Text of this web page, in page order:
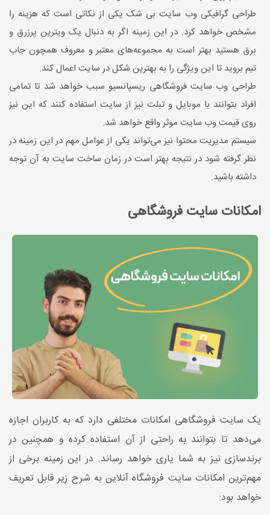
طراحی گرافیکی وب سایت بی شک یکی از نکاتی است که هزینه را
مشخص خواهد کرد. در این زمینه اگر به دنبال یک ویترین پرزرق و
برق هستید بهتر است به مجموعه‌های معتبر و معروف همچون جاب
تیم بروید تا این ویژگی را به بهترین شکل در سایت اعمال کند.
طراحی وب سایت فروشگاهی ریسپانسیو سبب خواهد شد تا تمامی
افراد بتوانند با موبایل و تبلت نیز از سایت استفاده کنند که این نیز
روی قیمت وب سایت موثر واقع خواهد شد.
سیستم مدیریت محتوا نیز می‌تواند یکی از عوامل مهم در این زمینه در
نظر گرفته شود در نتیجه بهتر است در زمان ساخت سایت به آن توجه
داشته باشید.
امکانات سایت فروشگاهی
یک سایت فروشگاهی امکانات مختلفی دارد که به کاربران اجازه
می‌دهد تا بتوانند به راحتی از آن استفاده کرده و همچنین در
برندسازی نیز به شما یاری خواهد رساند. در این زمینه برخی از
مهم‌ترین امکانات سایت فروشگاه آنلاین به شرح زیر قابل تعریف
خواهد بود: